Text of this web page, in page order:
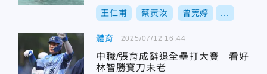
王仁甫 蔡黃汝 曾莞婷
體育
中職/張育成辭退全壘打大賽 看好
林智勝寶刀未老
2025/07/12 16:44